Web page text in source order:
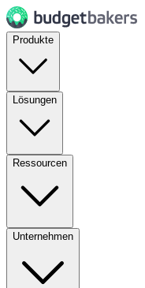
Produkte
Lösungen
Ressourcen
Unternehmen